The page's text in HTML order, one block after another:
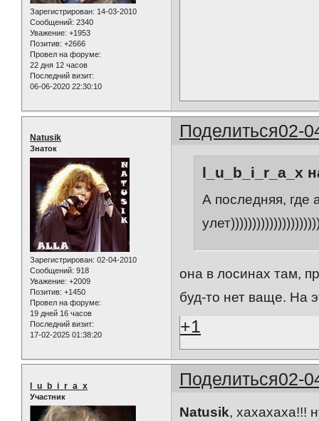
Зарегистрирован: 14-03-2010
Сообщений: 2340
Уважение: +1953
Позитив: +2666
Провел на форуме:
22 дня 12 часов
Последний визит:
06-06-2020 22:30:10
Поделиться02-
Natusik
Знаток
Зарегистрирован: 02-04-2010
Сообщений: 918
Уважение: +2009
Позитив: +1450
Провел на форуме:
19 дней 16 часов
Последний визит:
17-02-2025 01:38:20
l_u_b_i_r_a_x
А последняя, где
она в лосинах там,
буд-то нет ваще. На
+1
Поделиться02-
l_u_b_i_r_a_x
Участник
Natusik, хахахаха!!!